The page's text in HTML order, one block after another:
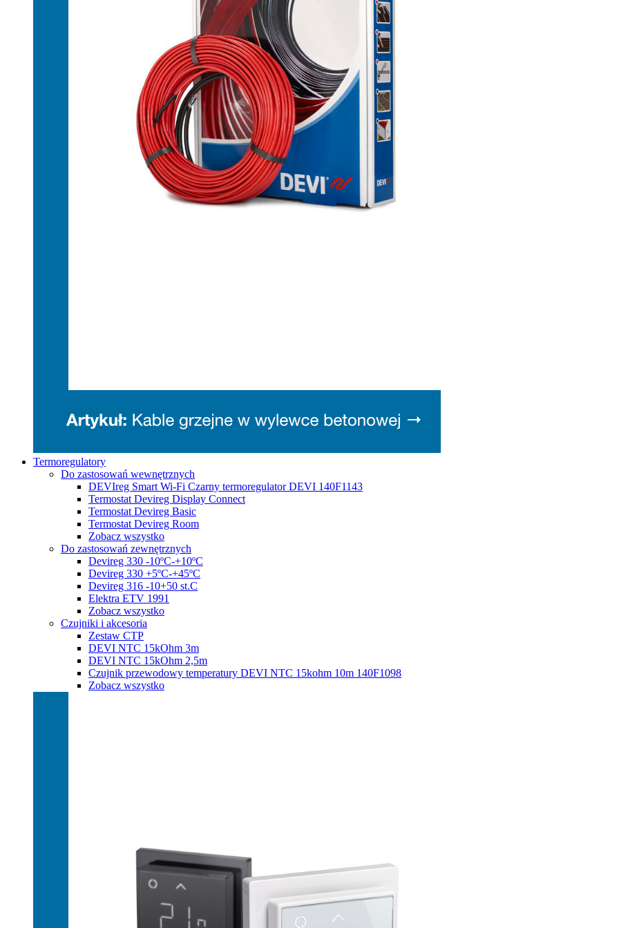
Termoregulatory
Do zastosowań wewnętrznych
DEVIreg Smart Wi-Fi Czarny termoregulator DEVI 140F1143
Termostat Devireg Display Connect
Termostat Devireg Basic
Termostat Devireg Room
Zobacz wszystko
Do zastosowań zewnętrznych
Devireg 330 -10ºC-+10ºC
Devireg 330 +5ºC-+45ºC
Devireg 316 -10+50 st.C
Elektra ETV 1991
Zobacz wszystko
Czujniki i akcesoria
Zestaw CTP
DEVI NTC 15kOhm 3m
DEVI NTC 15kOhm 2,5m
Czujnik przewodowy temperatury DEVI NTC 15kohm 10m 140F1098
Zobacz wszystko